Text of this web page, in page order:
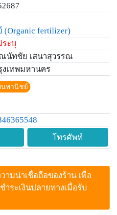
(Organic fertilizer)
ระบุ
นัทชัย เสนาสุวรรณ
งเทพมหานคร
นพานิชย์
โทรศัพท์
ามน่าเชื่อถือของร้าน เพื่อ
ำระเงินปลายทางเมื่อรับ